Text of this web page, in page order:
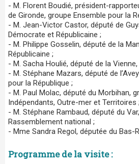
- M. Florent Boudié, président-
de Gironde, groupe Ensemble pour la
- M. Jean-Victor Castor, député de
Démocrate et Républicaine ;
- M. Philippe Gosselin, député de la
Républicaine ;
- M. Sacha Houlié, député de la
- M. Stéphane Mazars, député de
pour la République ;
- M. Paul Molac, député du Morbihan,
Indépendants, Outre-mer et Territoires ;
- M. Stéphane Rambaud, député du
Rassemblement national ;
- Mme Sandra Regol, députée du Bas-
Programme de la visite :